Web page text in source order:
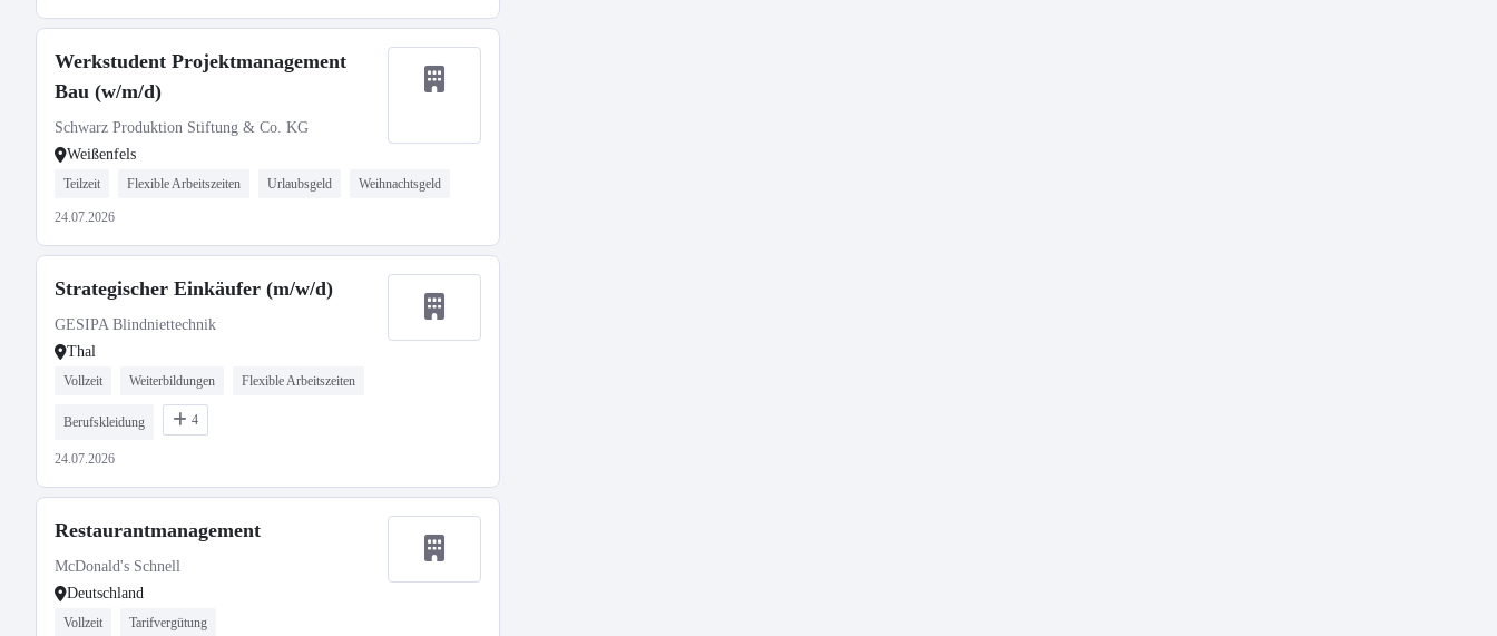
Werkstudent Projektmanagement
Bau (w/m/d)
Schwarz Produktion Stiftung & Co. KG
Weißenfels
Teilzeit Flexible Arbeitszeiten Urlaubsgeld Weihnachtsgeld
24.07.2026
Strategischer Einkäufer (m/w/d)
GESIPA Blindniettechnik
Thal
Vollzeit Weiterbildungen Flexible Arbeitszeiten
Berufskleidung 4
24.07.2026
Restaurantmanagement
McDonald's Schnell
Deutschland
Vollzeit Tarifvergütung